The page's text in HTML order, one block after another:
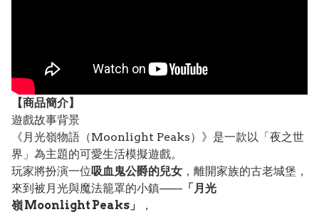
【商品簡介】
遊戲故事背景
《月光嶺物語（Moonlight Peaks）》是一款以「夜之世
界」為主題的可愛生活模擬遊戲。
玩家將扮演一位吸血鬼公爵的兒女 ，離開家族的古老城堡，
來到被月光與魔法籠罩的小鎮—— 「月光
嶺 Moonlight Peaks」
，